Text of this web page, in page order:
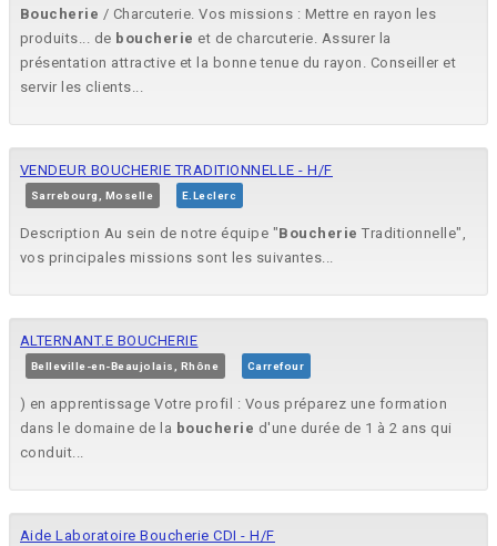
Boucherie / Charcuterie. Vos missions : Mettre en rayon les
produits... de boucherie et de charcuterie. Assurer la
présentation attractive et la bonne tenue du rayon. Conseiller et
servir les clients...
VENDEUR BOUCHERIE TRADITIONNELLE - H/F
Sarrebourg, Moselle E.Leclerc
Description Au sein de notre équipe "Boucherie Traditionnelle",
vos principales missions sont les suivantes...
ALTERNANT.E BOUCHERIE
Belleville-en-Beaujolais, Rhône Carrefour
) en apprentissage Votre profil : Vous préparez une formation
dans le domaine de la boucherie d'une durée de 1 à 2 ans qui
conduit...
Aide Laboratoire Boucherie CDI - H/F